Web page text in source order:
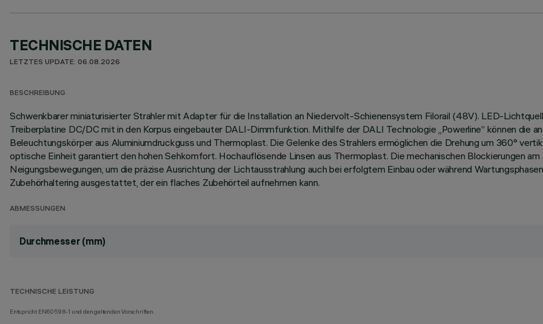
TECHNISCHE DATEN
LETZTES UPDATE: 06.08.2026
BESCHREIBUNG
Schwenkbarer miniaturisierter Strahler mit Adapter für die Installation an Niedervolt-Schienensystem Filorail (48V). LED-
Treiberplatine DC/DC mit in den Korpus eingebauter DALI-Dimmfunktion. Mithilfe der DALI Technologie „Powerline“ können die
Beleuchtungskörper aus Aluminiumdruckguss und Thermoplast. Die Gelenke des Strahlers ermöglichen die Drehung um 360°
optische Einheit garantiert den hohen Sehkomfort. Hochauflösende Linsen aus Thermoplast. Die mechanischen Blockierungen
Neigungsbewegungen, um die präzise Ausrichtung der Lichtausstrahlung auch bei erfolgtem Einbau oder während
Zubehörhaltering ausgestattet, der ein flaches Zubehörteil aufnehmen kann.
ABMESSUNGEN
Durchmesser (mm)
TECHNISCHE LEISTUNG
Entspricht EN60598-1 und den geltenden Vorschriften.